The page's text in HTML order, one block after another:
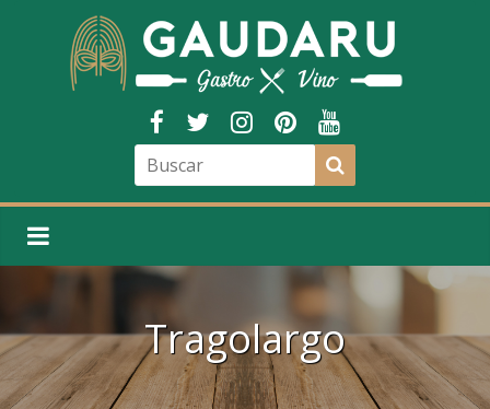
Tragolargo